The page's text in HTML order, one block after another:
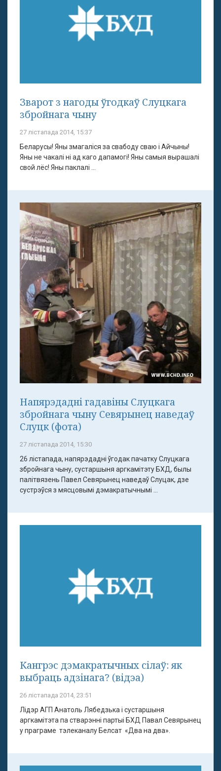
Зварот з нагоды ўгодкаў Слуцкага
збройнага чыну
27 лістапада 2014, 15:37
Беларусы! Яны змагаліся за свабоду сваю і Айчыны!
Яны не чакалі ні ад каго дапамогі! Яны самыя вырашалі
свой лёс! Яны паклалі ...
Напярэдадні гадавіны Слуцкага
збройнага чыну Севярынец наведаў
Слуцк (фота)
27 лістапада 2014, 15:30
26 лістапада, напярэдадні ўгодак пачатку Слуцкага
збройнага чыну, сустаршыня аргкамітэту БХД, былы
палітвязень Павел Севярынец наведаў Слуцак, дзе
сустрэўся з мясцовымі дэмакратычнымі ...
Кангрэс дэмакратычных сілаў: як
выбраць адзінага? (відэа)
26 лістапада 2014, 23:51
Лідэр АГП Анатоль Лябедзька і сустаршыня
аргкамітэта па стварэнні партыі БХД Павал Севярынец
у праграме тэлеканалу Белсат «Два на два».